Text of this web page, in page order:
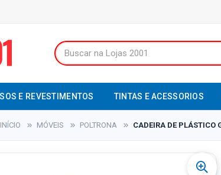
E REVESTIMENTOS TINTAS E ACESSORIOS
INÍCIO MÓVEIS POLTRONA CADEIRA DE